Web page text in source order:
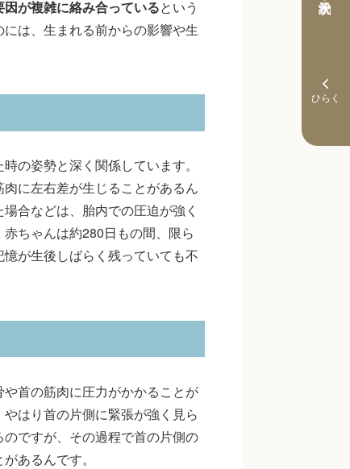
が複雑に絡み合っているという
は、生まれる前からの影響や生
の姿勢と深く関係しています。
に左右差が生じることがあるん
合などは、胎内での圧迫が強く
ちゃんは約280日もの間、限ら
が生後しばらく残っていても不
首の筋肉に圧力がかかることが
はり首の片側に緊張が強く見ら
ですが、その過程で首の片側の
あるんです。